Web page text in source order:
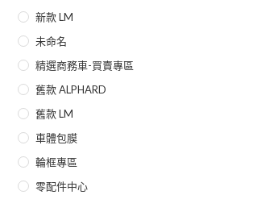
新款 LM
未命名
精選商務車-買賣專區
舊款 ALPHARD
舊款 LM
車體包膜
輪框專區
零配件中心